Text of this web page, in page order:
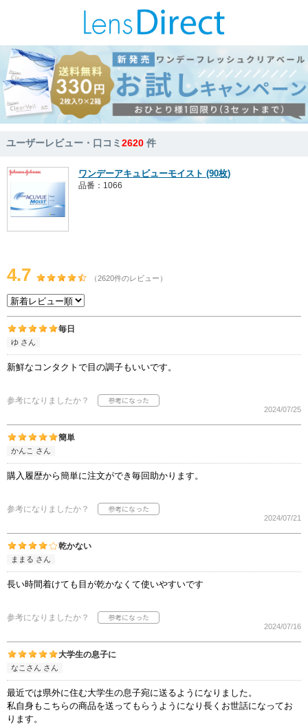
ユーザーレビュー・口コミ2620 件
ワンデーアキュビューモイスト (90枚)
品番：1066
4.7 （2620件のレビュー）
毎日
ゆ さん
新鮮なコンタクトで目の調子もいいです。
参考になりましたか？
2024/07/25
簡単
かんこ さん
購入履歴から簡単に注文ができ毎回助かります。
参考になりましたか？
2024/07/21
乾かない
ままる さん
長い時間着けても目が乾かなくて使いやすいです
参考になりましたか？
2024/07/16
大学生の息子に
なこさん さん
最近では県外に住む大学生の息子宛に送るようになりました。
私自身もこちらの商品を送ってもらうようになり長くお世話になってお
ります。